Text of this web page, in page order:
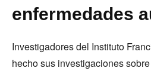
enfermedades
Investigadores del Instituto
hecho sus investigaciones